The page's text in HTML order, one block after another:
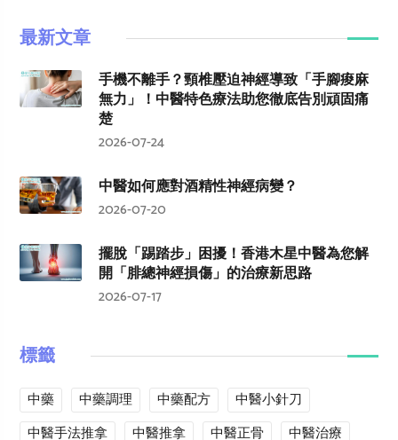
最新文章
手機不離手？頸椎壓迫神經導致「手腳痠麻
無力」！中醫特色療法助您徹底告別頑固痛
楚
2026-07-24
中醫如何應對酒精性神經病變？
2026-07-20
擺脫「踢踏步」困擾！香港木星中醫為您解
開「腓總神經損傷」的治療新思路
2026-07-17
標籤
中藥 中藥調理 中藥配方
中醫小針刀
中醫手法推拿
中醫推拿 中醫正骨 中醫治療